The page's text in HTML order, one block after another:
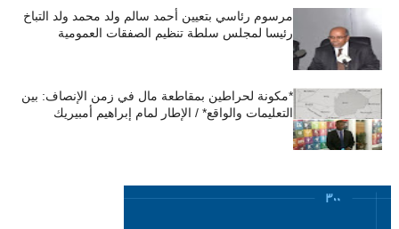
مرسوم رئاسي بتعيين أحمد سالم ولد محمد ولد التباخ
رئيسا لمجلس سلطة تنظيم الصفقات العمومية
*مكونة لحراطين بمقاطعة مال في زمن الإنصاف: بين
التعليمات والواقع* / الإطار لمام إبراهيم أمبيريك